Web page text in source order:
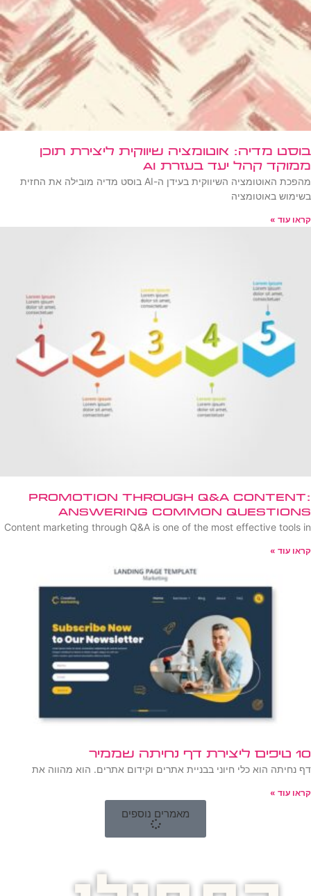
בוסט מדיה: אוטומציה שיווקית ליצירת תוכן
ממוקד קהל יעד בעזרת AI
מהפכת האוטומציה השיווקית בעידן ה-AI בוסט מדיה מובילה את החזית
בשימוש באוטומציה
קראו עוד »
Promotion Through Q&A Content:
Answering Common Questions
Content marketing through Q&A is one of the most effective tools in
קראו עוד »
10 טיפים ליצירת דף נחיתה שממיר
דף נחיתה הוא כלי חיוני בבניית אתרים וקידום אתרים. הוא מהווה את
קראו עוד »
מאמרים נוספים